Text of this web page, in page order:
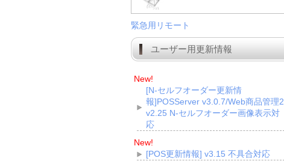
緊急用リモート
ユーザー用更新情報
New!
[N-セルフオーダー更新情
報]POSServer v3.0.7/Web商品管理2
v2.25 N-セルフオーダー画像表示対
応
New!
[POS更新情報] v3.15 不具合対応